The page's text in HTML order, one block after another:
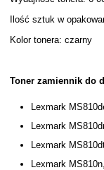
Ilość sztuk w
Kolor tonera: czarny
Toner zamiennik do
Lexmark
Lexmark
Lexmark
Lexmark MS810n,